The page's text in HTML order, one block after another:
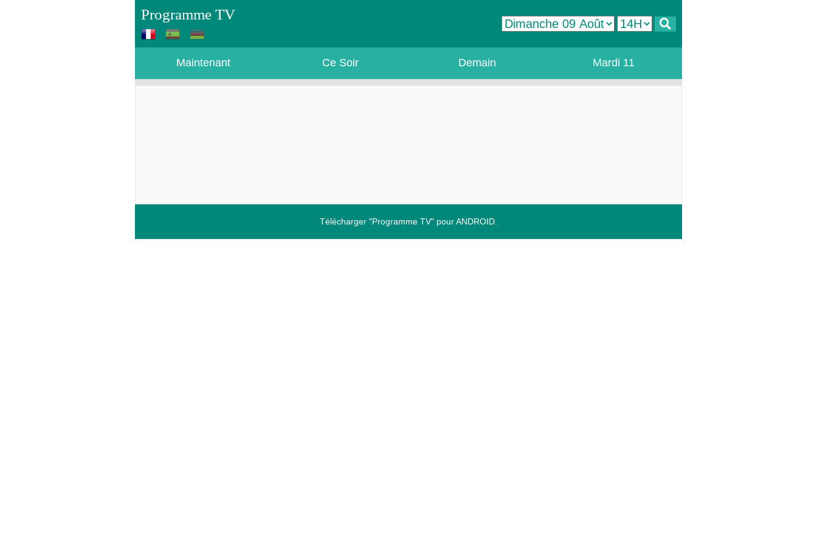
Programme TV
Maintenant Ce Soir Demain Mardi 11
Télécharger "Programme TV" pour ANDROID.